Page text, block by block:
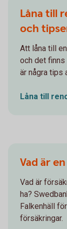
Låna till
och
Att låna till
och det finns
är några tips
Låna till
Vad är
Vad är
ha?
Falkenhäll
försäkringar.